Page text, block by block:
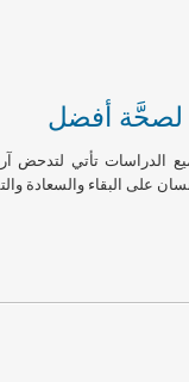
لصحَّة أفضل
الدراسات تأتي لتدحض
على البقاء والسعادة